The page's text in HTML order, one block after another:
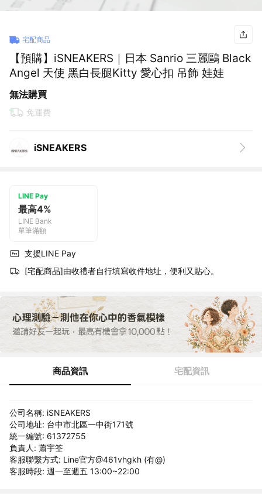
宅配商品
【預購】iSNEAKERS｜日本 Sanrio 三麗鷗 Black
Angel 天使 黑白長腿Kitty 愛心扣 吊飾 娃娃
無法購買
免運費
iSNEAKERS
LINE Pay
最高4%
LINE Bank
單筆滿額
支援LINE Pay
[宅配商品]由收禮者自行填寫收件地址，便利又貼心。
商品資訊 宅配資訊
公司名稱: iSNEAKERS
公司地址: 台中市北區一中街171號
統一編號: 61372755
負責人: 蕭宇筌
客服聯繫方式: Line官方@461vhgkh (有@)
客服時段: 週一至週五 13:00~22:00